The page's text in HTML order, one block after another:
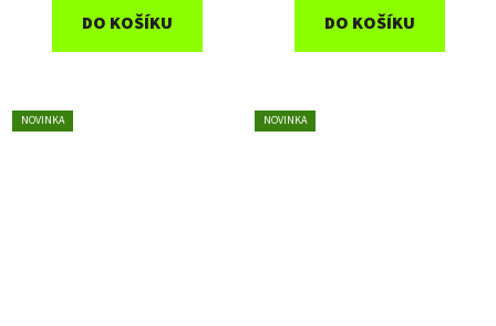
DO KOŠÍKU DO KOŠÍKU
NOVINKA NOVINKA